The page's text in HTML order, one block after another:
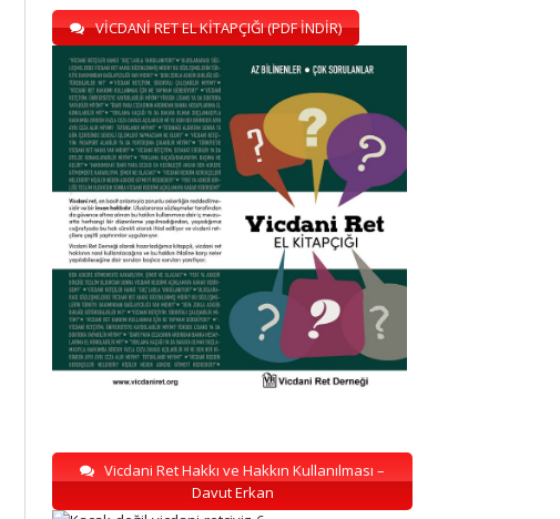
VİCDANİ RET EL KİTAPÇIĞI (PDF İNDİR)
Vicdani Ret Hakkı ve Hakkın Kullanılması –
Davut Erkan